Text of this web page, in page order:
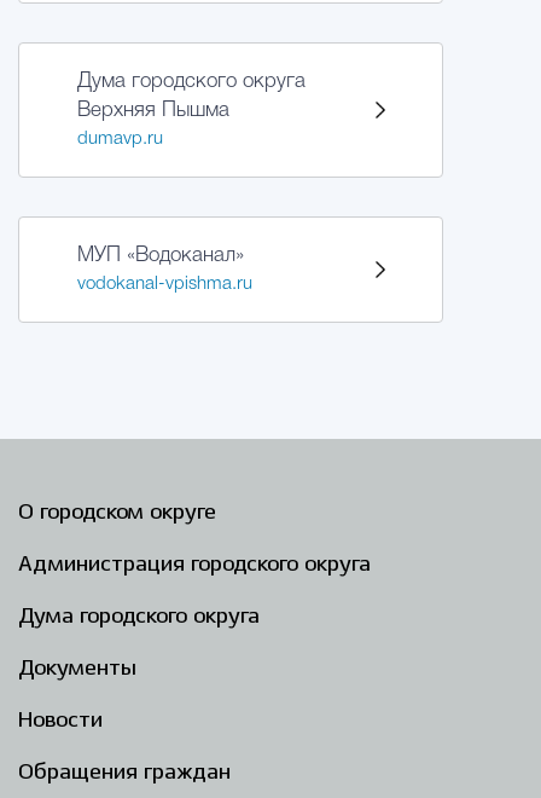
Государственные организации
Дума городского округа
Верхняя Пышма
dumavp.ru
МУП «Водоканал»
vodokanal-vpishma.ru
О городском округе
Администрация городского округа
Дума городского округа
Документы
Новости
Обращения граждан